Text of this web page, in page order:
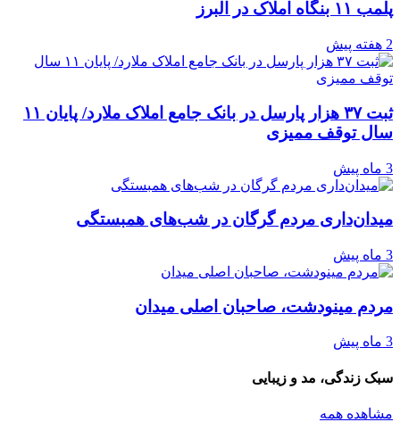
پلمب ۱۱ بنگاه املاک در البرز
2 هفته پیش
ثبت ۳۷ هزار پارسل در بانک جامع املاک ملارد/ پایان ۱۱
سال توقف ممیزی
3 ماه پیش
میدان‌داری مردم گرگان در شب‌های همبستگی
3 ماه پیش
مردم مینودشت، صاحبان اصلی میدان
3 ماه پیش
سبک زندگی، مد و زیبایی
مشاهده همه